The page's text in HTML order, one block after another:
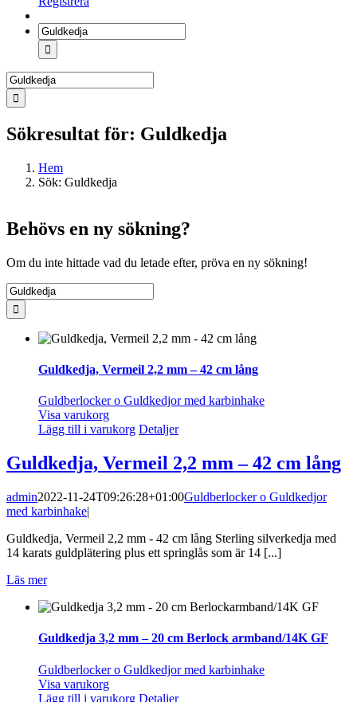
Sök
efter:
Sök
efter:
Sökresultat för: Guldkedja
Hem
Sök: Guldkedja
Behövs en ny sökning?
Om du inte hittade vad du letade efter, pröva en ny sökning!
Sök
efter:
Guldkedja, Vermeil 2,2 mm – 42 cm lång
Guldberlocker o Guldkedjor med karbinhake
Visa varukorg
Lägg till i varukorg Detaljer
Guldkedja, Vermeil 2,2 mm – 42 cm lång
admin2022-11-24T09:26:28+01:00Guldberlocker o Guldkedjor
med karbinhake|
Guldkedja, Vermeil 2,2 mm - 42 cm lång Sterling silverkedja med
14 karats guldplätering plus ett springlås som är 14 [...]
Läs mer
Guldkedja 3,2 mm – 20 cm Berlock armband/14K GF
Guldberlocker o Guldkedjor med karbinhake
Visa varukorg
Lägg till i varukorg Detaljer